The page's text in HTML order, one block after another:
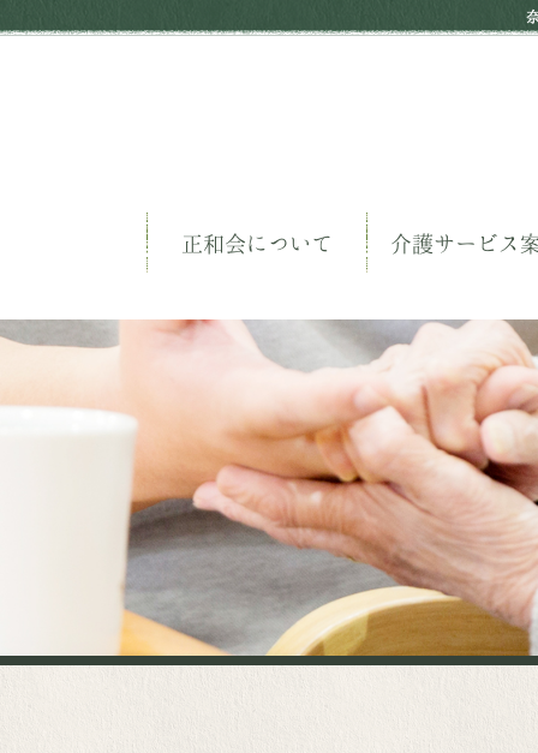
正和会について 介護サービス